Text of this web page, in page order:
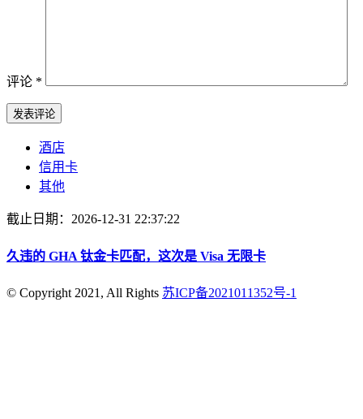
评论 *
酒店
信用卡
其他
截止日期：2026-12-31 22:37:22
久违的 GHA 钛金卡匹配，这次是 Visa 无限卡
© Copyright 2021, All Rights 苏ICP备2021011352号-1